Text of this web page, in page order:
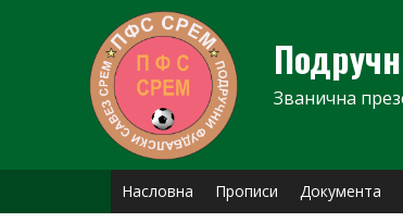
Званична
Насловна Прописи Документа